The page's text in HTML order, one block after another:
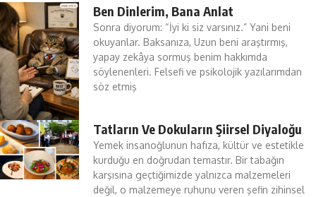
Ben Dinlerim, Bana Anlat
Sonra diyorum: “İyi ki siz varsınız.” Yani beni
okuyanlar. Baksanıza, Uzun beni araştırmış,
yapay zekâya sormuş benim hakkımda
söylenenleri. Felsefi ve psikolojik yazılarımdan
söz etmiş
Tatların Ve Dokuların Şiirsel Diyaloğu
Yemek insanoğlunun hafıza, kültür ve estetikle
kurduğu en doğrudan temastır. Bir tabağın
karşısına geçtiğimizde yalnızca malzemeleri
değil, o malzemeye ruhunu veren şefin zihinsel